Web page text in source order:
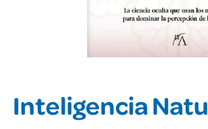
Inteligencia